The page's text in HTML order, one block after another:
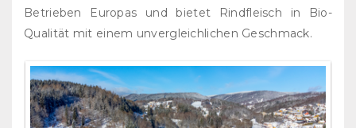
Betrieben Europas und bietet Rindfleisch in Bio-
Qualität mit einem unvergleichlichen Geschmack.